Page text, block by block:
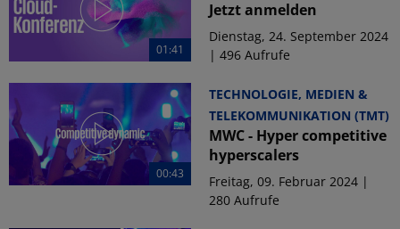
01:41
Jetzt anmelden
Dienstag, 24. September 2024
| 496 Aufrufe
00:43
TECHNOLOGIE, MEDIEN &
TELEKOMMUNIKATION (TMT)
MWC - Hyper competitive
hyperscalers
Freitag, 09. Februar 2024 |
280 Aufrufe